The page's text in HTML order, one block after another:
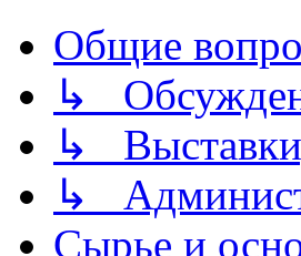
Общие
↳
↳
↳
Сырье и